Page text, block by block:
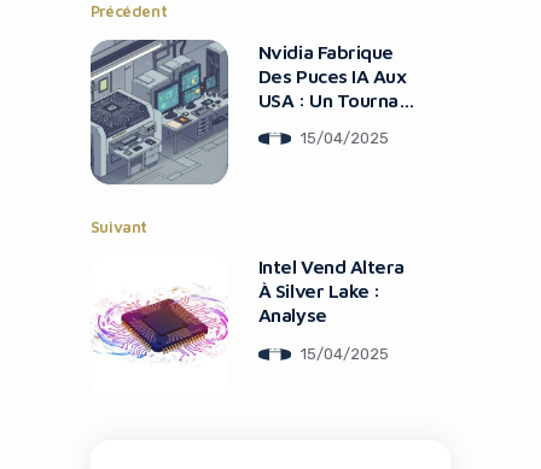
Précédent
Nvidia Fabrique
Des Puces IA Aux
USA : Un Tournant
15/04/2025
Suivant
Intel Vend Altera
À Silver Lake :
Analyse
15/04/2025